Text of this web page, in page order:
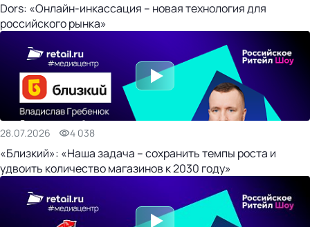
Dors: «Онлайн-инкассация – новая технология для
российского рынка»
28.07.2026 4 038
«Близкий»: «Наша задача – сохранить темпы роста и
удвоить количество магазинов к 2030 году»